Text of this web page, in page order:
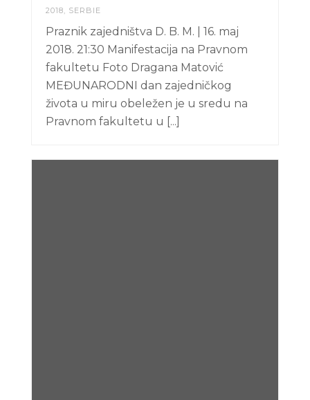
2018, SERBIE
Praznik zajedništva D. B. M. | 16. maj
2018. 21:30 Manifestacija na Pravnom
fakultetu Foto Dragana Matović
MEĐUNARODNI dan zajedničkog
života u miru obeležen je u sredu na
Pravnom fakultetu u [...]